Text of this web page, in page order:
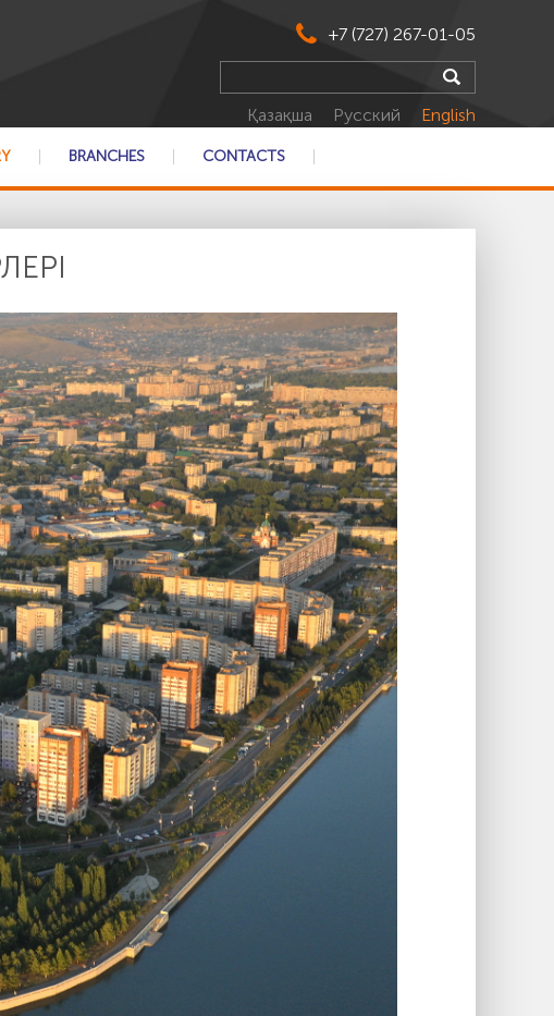
+7 (727) 267-01-05
Қазақша Русский English
BRANCHES CONTACTS